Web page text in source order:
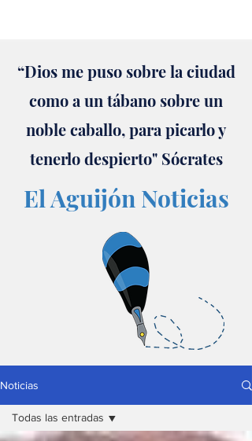
“Dios me puso sobre la ciudad
como a un tábano sobre un
noble caballo, para picarlo y
tenerlo despierto" Sócrates
El Aguijón Noticias
Noticias
Todas las entradas